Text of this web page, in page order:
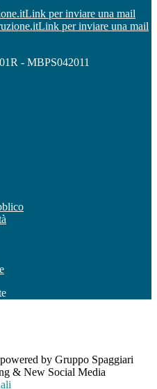
Link per inviare una mail
Link per inviare una mail
- MBPS042011
by Gruppo Spaggiari
& New Social Media